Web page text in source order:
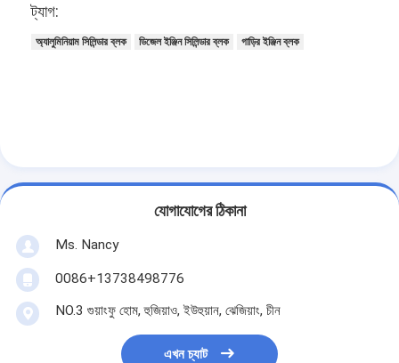
ট্যাগ:
অ্যালুমিনিয়াম সিলিন্ডার ব্লক ডিজেল ইঞ্জিন সিলিন্ডার ব্লক গাড়ির ইঞ্জিন ব্লক
যোগাযোগের ঠিকানা
Ms. Nancy
0086+13738498776
NO.3 গুয়াংফু হোম, হুজিয়াও, ইউহুয়ান, ঝেজিয়াং, চীন
এখন চ্যাট